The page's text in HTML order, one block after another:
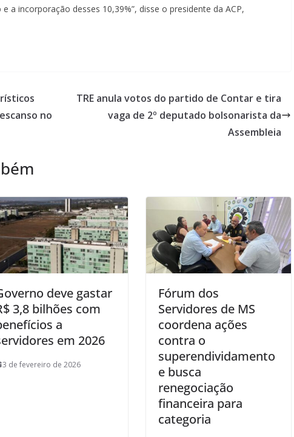
a incorporação desses 10,39%”, disse o presidente da ACP,
no
TRE anula votos do partido de Contar e tira
vaga de 2º deputado bolsonarista da
Assembleia
deve gastar
3,8 bilhões com
a
em 2026
3 de fevereiro de 2026
Fórum dos
Servidores de MS
coordena ações
contra o
superendividamento
e busca
renegociação
financeira para
categoria